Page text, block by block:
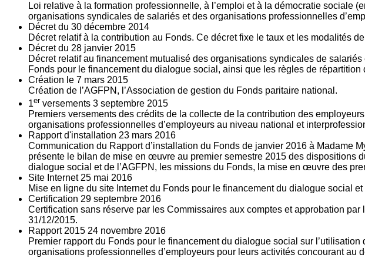
Loi relative à la formation professionnelle, à l’emploi et à la démocratie sociale
organisations syndicales de salariés et des organisations professionnelles
Décret du 30 décembre 2014
Décret relatif à la contribution au Fonds. Ce décret fixe le taux et les modalités
Décret du 28 janvier 2015
Décret relatif au financement mutualisé des organisations syndicales de
Fonds pour le financement du dialogue social, ainsi que les règles de répartition
Création le 7 mars 2015
Création de l’AGFPN, l’Association de gestion du Fonds paritaire national.
1er versements 3 septembre 2015
Premiers versements des crédits de la collecte de la contribution des
organisations professionnelles d’employeurs au niveau national et
Rapport d'installation 23 mars 2016
Communication du Rapport d’installation du Fonds de janvier 2016 à Madame
présente le bilan de mise en œuvre au premier semestre 2015 des dispositions
dialogue social et de l’AGFPN, les missions du Fonds, la mise en œuvre des
Site Internet 25 mai 2016
Mise en ligne du site Internet du Fonds pour le financement du dialogue social et
Certification 29 septembre 2016
Certification sans réserve par les Commissaires aux comptes et approbation
31/12/2015.
Rapport 2015 24 novembre 2016
Premier rapport du Fonds pour le financement du dialogue social sur
organisations professionnelles d’employeurs pour leurs activités concourant au